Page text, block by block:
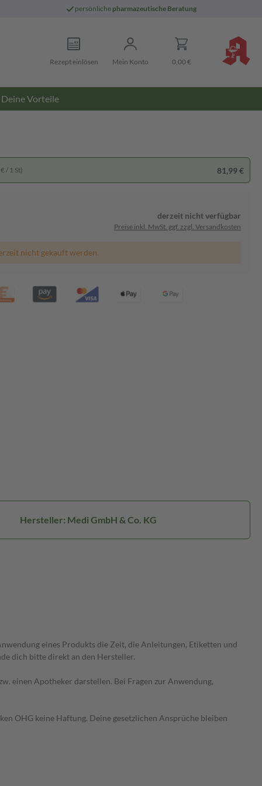
persönliche pharmazeutische Beratung
Rezept einlösen Mein Konto 0,00 €
Deine Vorteile
/ 1 St) 81,99 €
derzeit nicht verfügbar
Preise inkl. MwSt. ggf. zzgl. Versandkosten
nicht gekauft werden.
Hersteller: Medi GmbH & Co. KG
eines Produkts die Zeit, die Anleitungen, Etiketten und
dich bitte direkt an den Hersteller.
einen Apotheker darstellen. Bei Fragen zur Anwendung,
OHG keine Haftung. Deine gesetzlichen Ansprüche bleiben